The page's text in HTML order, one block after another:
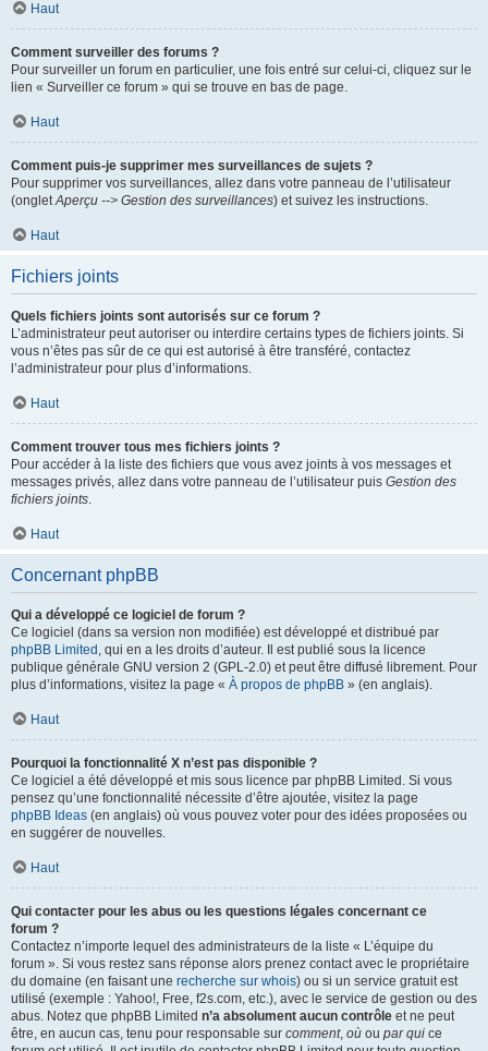
Haut
Comment surveiller des forums ?
Pour surveiller un forum en particulier, une fois entré sur celui-ci, cliquez sur le
lien « Surveiller ce forum » qui se trouve en bas de page.
Haut
Comment puis-je supprimer mes surveillances de sujets ?
Pour supprimer vos surveillances, allez dans votre panneau de l’utilisateur
(ongletAperçu --> Gestion des surveillances) et suivez les instructions.
Haut
Fichiers joints
Quels fichiers joints sont autorisés sur ce forum ?
L’administrateur peut autoriser ou interdire certains types de fichiers joints. Si
vous n’êtes pas sûr de ce qui est autorisé à être transféré, contactez
l’administrateur pour plus d’informations.
Haut
Comment trouver tous mes fichiers joints ?
Pour accéder à la liste des fichiers que vous avez joints à vos messages et
messages privés, allez dans votre panneau de l’utilisateur puis Gestion des
fichiers joints.
Haut
Concernant phpBB
Qui a développé ce logiciel de forum ?
Ce logiciel (dans sa version non modifiée) est développé et distribué par
phpBB Limited , qui en a les droits d’auteur. Il est publié sous la licence
publique générale GNU version 2 (GPL-2.0) et peut être diffusé librement. Pour
plus d’informations, visitez la page « À propos de phpBB » (en anglais).
Haut
Pourquoi la fonctionnalité X n’est pas disponible ?
Ce logiciel a été développé et mis sous licence par phpBB Limited. Si vous
pensez qu’une fonctionnalité nécessite d’être ajoutée, visitez la page
phpBB Ideas (en anglais) où vous pouvez voter pour des idées proposées ou
en suggérer de nouvelles.
Haut
Qui contacter pour les abus ou les questions légales concernant ce
forum ?
Contactez n’importe lequel des administrateurs de la liste « L’équipe du
forum ». Si vous restez sans réponse alors prenez contact avec le propriétaire
du domaine (en faisant une recherche sur whois) ou si un service gratuit est
utilisé (exemple : Yahoo!, Free, f2s.com, etc.), avec le service de gestion ou des
abus. Notez que phpBB Limited n’a absolument aucun contrôle et ne peut
être, en aucun cas, tenu pour responsable sur comment, où ou par qui ce